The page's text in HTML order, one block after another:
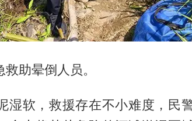
助晕倒人员。
湿软，救援存在不小难度，民